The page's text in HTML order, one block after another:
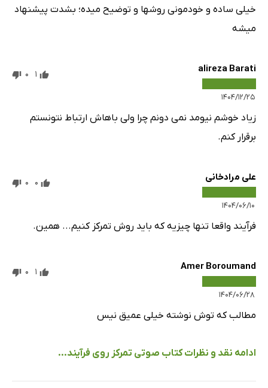
خیلی ساده و خودمونی روشها و توضیح میده؛ بشدت پیشنهاد
میشه
alireza Barati
۱۴۰۴/۱۲/۲۵
1
0
زیاد خوشم نیومد نمی دونم چرا ولی باهاش ارتباط نتونستم
برقرار کنم.
علی مرادخانی
۱۴۰۴/۰۶/۱۰
0
0
فرآیند واقعا تنها چیزیه که باید روش تمرکز کنیم... همین.
Amer Boroumand
۱۴۰۴/۰۶/۲۸
1
0
مطالب که توش نوشته خیلی عمیق نیس
ادامه نقد و نظرات کتاب صوتی تمرکز روی فرآیند...